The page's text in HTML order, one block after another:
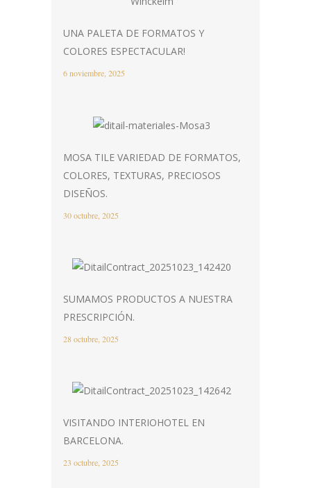
UNA PALETA DE FORMATOS Y
COLORES ESPECTACULAR!
6 noviembre, 2025
MOSA TILE VARIEDAD DE FORMATOS,
COLORES, TEXTURAS, PRECIOSOS
DISEÑOS.
30 octubre, 2025
SUMAMOS PRODUCTOS A NUESTRA
PRESCRIPCIÓN.
28 octubre, 2025
VISITANDO INTERIOHOTEL EN
BARCELONA.
23 octubre, 2025